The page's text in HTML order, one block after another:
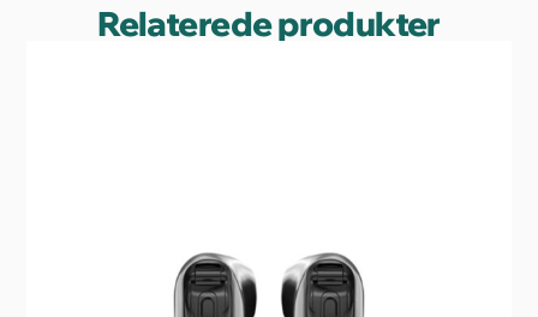
Relaterede produkter